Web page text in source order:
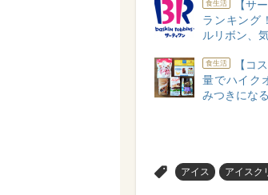
食生活
【サ
ランキング
ルリボン、
食生活
【コ
量でハイク
みつきにな
アイス アイスク